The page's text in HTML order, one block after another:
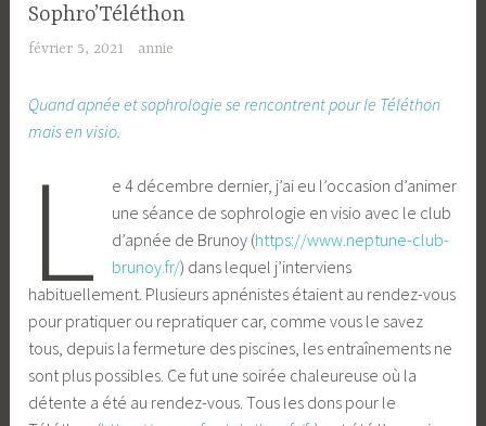
Sophro’Téléthon
février 5, 2021 annie
Quand apnée et sophrologie se rencontrent pour le Téléthon
mais en visio.
L
e 4 décembre dernier, j’ai eu l’occasion d’animer
une séance de sophrologie en visio avec le club
d’apnée de Brunoy (https://www.neptune-club-
brunoy.fr/) dans lequel j’interviens
habituellement. Plusieurs apnénistes étaient au rendez-vous
pour pratiquer ou repratiquer car, comme vous le savez
tous, depuis la fermeture des piscines, les entraînements ne
sont plus possibles. Ce fut une soirée chaleureuse où la
détente a été au rendez-vous. Tous les dons pour le